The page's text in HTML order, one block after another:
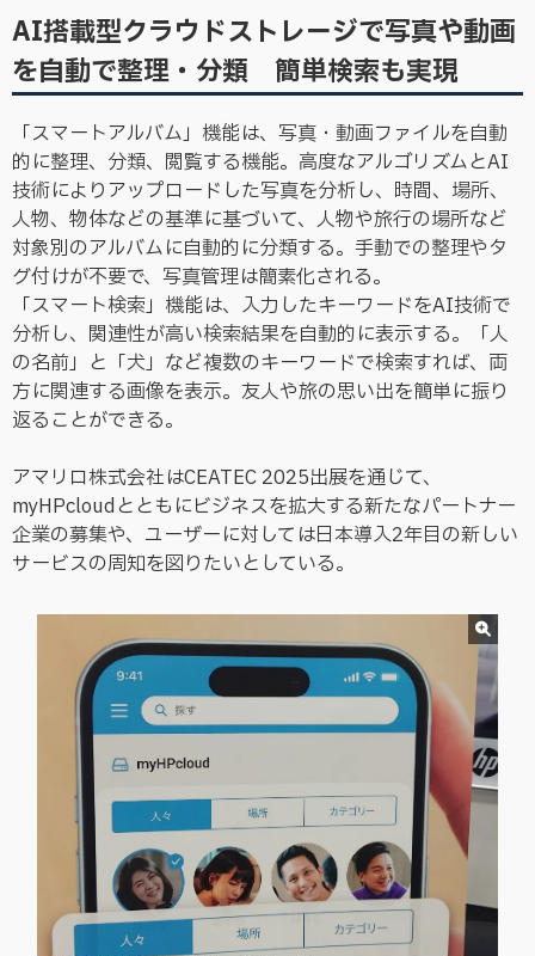
AI搭載型クラウドストレージで写真や動画
を自動で整理・分類 簡単検索も実現
「スマートアルバム」機能は、写真・動画ファイルを自動
的に整理、分類、閲覧する機能。高度なアルゴリズムとAI
技術によりアップロードした写真を分析し、時間、場所、
人物、物体などの基準に基づいて、人物や旅行の場所など
対象別のアルバムに自動的に分類する。手動での整理やタ
グ付けが不要で、写真管理は簡素化される。
「スマート検索」機能は、入力したキーワードをAI技術で
分析し、関連性が高い検索結果を自動的に表示する。「人
の名前」と「犬」など複数のキーワードで検索すれば、両
方に関連する画像を表示。友人や旅の思い出を簡単に振り
返ることができる。
アマリロ株式会社はCEATEC 2025出展を通じて、
myHPcloudとともにビジネスを拡大する新たなパートナー
企業の募集や、ユーザーに対しては日本導入2年目の新しい
サービスの周知を図りたいとしている。